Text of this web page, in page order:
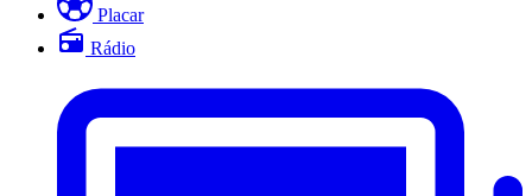
Placar
Rádio